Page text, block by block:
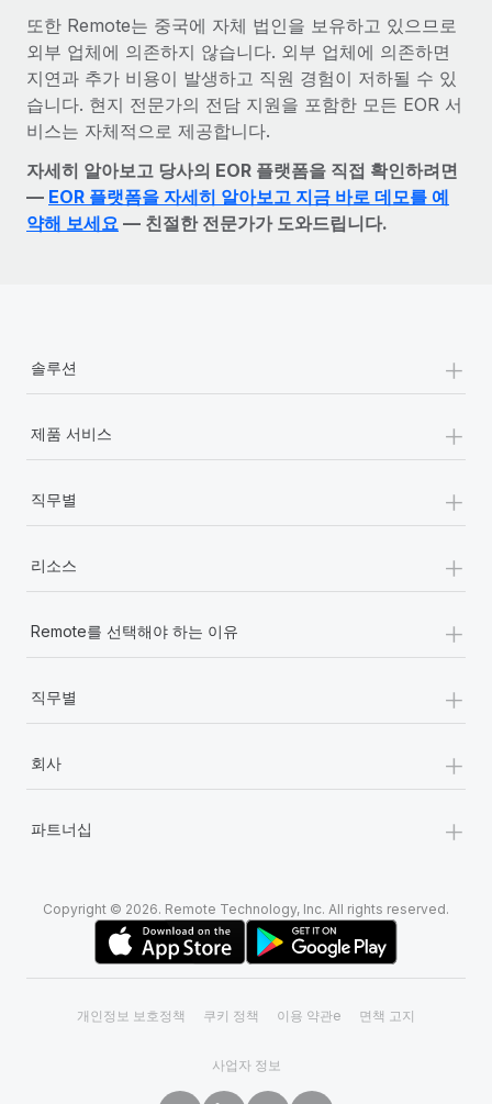
또한 Remote는 중국에 자체 법인을 보유하고 있으므로
외부 업체에 의존하지 않습니다. 외부 업체에 의존하면
지연과 추가 비용이 발생하고 직원 경험이 저하될 수 있
습니다. 현지 전문가의 전담 지원을 포함한 모든 EOR 서
비스는 자체적으로 제공합니다.
자세히 알아보고 당사의 EOR 플랫폼을 직접 확인하려면
— EOR 플랫폼을 자세히 알아보고 지금 바로 데모를 예
약해 보세요 — 친절한 전문가가 도와드립니다.
솔루션 +
제품 서비스 +
직무별 +
리소스 +
Remote를 선택해야 하는 이유 +
직무별 +
회사 +
파트너십 +
Copyright © 2026. Remote Technology, Inc. All rights reserved.
개인정보 보호정책 쿠키 정책 이용 약관e 면책 고지
사업자 정보